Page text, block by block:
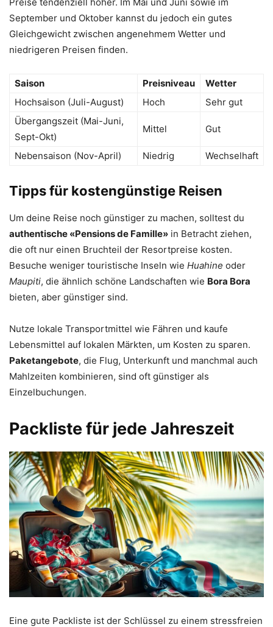
September und Oktober kannst du jedoch ein gutes
Gleichgewicht zwischen angenehmem Wetter und
niedrigeren Preisen finden.
Saison Preisniveau
Wetter
Hochsaison (Juli-August)
Hoch
Sehr gut
Übergangszeit (Mai-Juni,
Sept-Okt)
Mittel Gut
Nebensaison (Nov-April) Niedrig Wechselhaft
Tipps für kostengünstige Reisen
Um deine Reise noch günstiger zu machen, solltest du
authentische «Pensions de Famille» in Betracht ziehen,
die oft nur einen Bruchteil der Resortpreise kosten.
Besuche weniger touristische Inseln wie Huahine oder
Maupiti, die ähnlich schöne Landschaften wie Bora Bora
bieten, aber günstiger sind.
Nutze lokale Transportmittel wie Fähren und kaufe
Lebensmittel auf lokalen Märkten, um Kosten zu sparen.
Paketangebote, die Flug, Unterkunft und manchmal auch
Mahlzeiten kombinieren, sind oft günstiger als
Einzelbuchungen.
Packliste für jede Jahreszeit
Eine gute Packliste ist der Schlüssel zu einem stressfreien